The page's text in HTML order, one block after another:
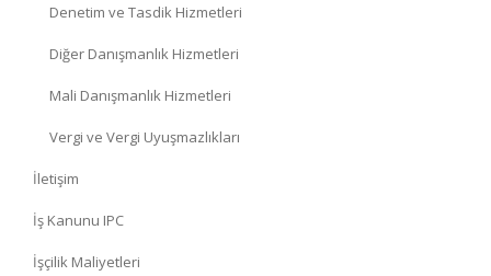
Denetim ve Tasdik Hizmetleri
Diğer Danışmanlık Hizmetleri
Mali Danışmanlık Hizmetleri
Vergi ve Vergi Uyuşmazlıkları
İletişim
İş Kanunu IPC
İşçilik Maliyetleri